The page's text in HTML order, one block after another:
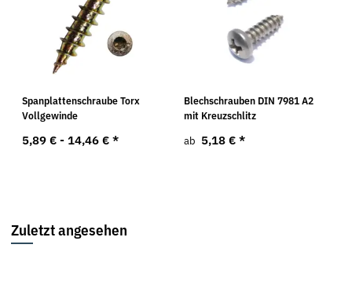
Spanplattenschraube Torx
Vollgewinde
5,89 € - 14,46 € *
Blechschrauben DIN 7981 A2
mit Kreuzschlitz
ab 5,18 € *
Zuletzt angesehen